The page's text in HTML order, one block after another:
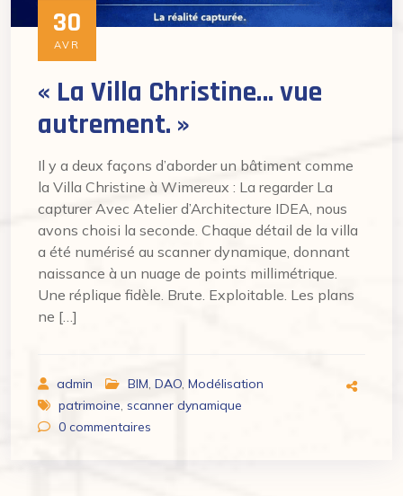
30
AVR
« La Villa Christine… vue
autrement. »
Il y a deux façons d’aborder un bâtiment comme
la Villa Christine à Wimereux : La regarder La
capturer Avec Atelier d’Architecture IDEA, nous
avons choisi la seconde. Chaque détail de la villa
a été numérisé au scanner dynamique, donnant
naissance à un nuage de points millimétrique.
Une réplique fidèle. Brute. Exploitable. Les plans
ne […]
admin BIM, DAO, Modélisation
patrimoine, scanner dynamique
0 commentaires